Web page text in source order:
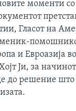
моменти со
Гласот на
и Евроазија
Ји, за
до решение што